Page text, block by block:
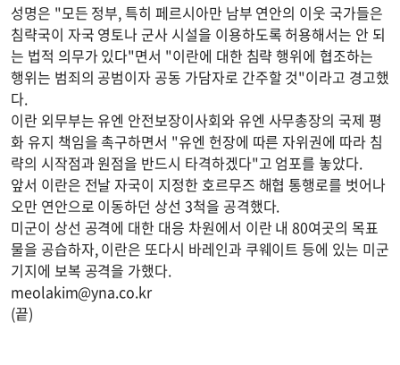
성명은 "모든 정부, 특히 페르시아만 남부 연안의 이웃 국가들은
침략국이 자국 영토나 군사 시설을 이용하도록 허용해서는 안 되
는 법적 의무가 있다"면서 "이란에 대한 침략 행위에 협조하는
행위는 범죄의 공범이자 공동 가담자로 간주할 것"이라고 경고했
다.
이란 외무부는 유엔 안전보장이사회와 유엔 사무총장의 국제 평
화 유지 책임을 촉구하면서 "유엔 헌장에 따른 자위권에 따라 침
략의 시작점과 원점을 반드시 타격하겠다"고 엄포를 놓았다.
앞서 이란은 전날 자국이 지정한 호르무즈 해협 통행로를 벗어나
오만 연안으로 이동하던 상선 3척을 공격했다.
미군이 상선 공격에 대한 대응 차원에서 이란 내 80여곳의 목표
물을 공습하자, 이란은 또다시 바레인과 쿠웨이트 등에 있는 미군
기지에 보복 공격을 가했다.
meolakim@yna.co.kr
(끝)